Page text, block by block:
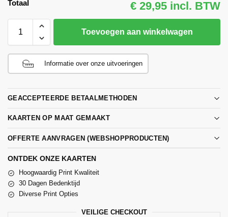
Totaal € 29,95 incl. BTW
Toevoegen aan winkelwagen
Informatie over onze uitvoeringen
GEACCEPTEERDE BETAALMETHODEN
KAARTEN OP MAAT GEMAAKT
OFFERTE AANVRAGEN (WEBSHOPPRODUCTEN)
ONTDEK ONZE KAARTEN
Hoogwaardig Print Kwaliteit
30 Dagen Bedenktijd
Diverse Print Opties
VEILIGE CHECKOUT